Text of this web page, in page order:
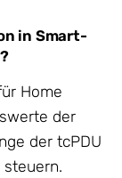
in Smart-
Home
der
der tcPDU
steuern.